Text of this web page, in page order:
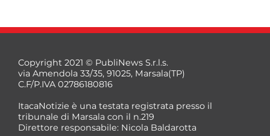
Copyright 2021 © PubliNews S.r.l.s.
via Amendola 33/35, 91025, Marsala(TP)
C.F/P.IVA 02786180816
ItacaNotizie è una testata registrata presso il
tribunale di Marsala con il n.219
Direttore responsabile: Nicola Baldarotta